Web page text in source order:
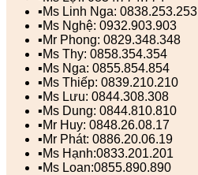
▪️Ms Linh Nga: 0838.253.253
▪️Ms Nghệ: 0932.903.903
▪️Mr Phong: 0829.348.348
▪️Ms Thy: 0858.354.354
▪️Ms Nga: 0855.854.854
▪️Ms Thiếp: 0839.210.210
▪️Ms Lưu: 0844.308.308
▪️Ms Dung: 0844.810.810
▪️Mr Huy: 0848.26.08.17
▪️Mr Phát: 0886.20.06.19
▪️Ms Hạnh:0833.201.201
▪️Ms Loan:0855.890.890